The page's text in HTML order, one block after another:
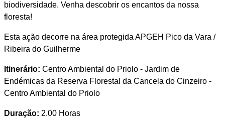
biodiversidade. Venha descobrir os encantos da nossa
floresta!
Esta ação decorre na área protegida APGEH Pico da Vara /
Ribeira do Guilherme
Itinerário: Centro Ambiental do Priolo - Jardim de
Endémicas da Reserva Florestal da Cancela do Cinzeiro -
Centro Ambiental do Priolo
Duração: 2.00 Horas